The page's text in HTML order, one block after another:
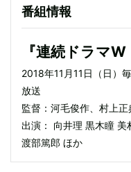
番組情報
『連続ドラマ
2018年11月11日（日）
放送
監督：河毛俊作、村上
出演： 向井理 黒木瞳 美
渡部篤郎 ほか